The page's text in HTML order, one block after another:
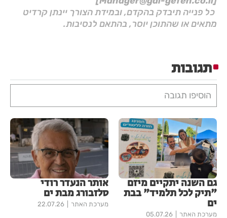
כל פנייה תיבדק בהקדם, ובמידת הצורך יינתן קרדיט
מתאים או שהתוכן יוסר, בהתאם לנסיבות.
תגובות
הוסיפו תגובה
גם השנה יתקיים מיזם
"תיק לכל תלמיד" בבת
ים
מערכת האתר 05.07.26
אותר הנעדר רודי
סלזבורג מבת ים
מערכת האתר 22.07.26